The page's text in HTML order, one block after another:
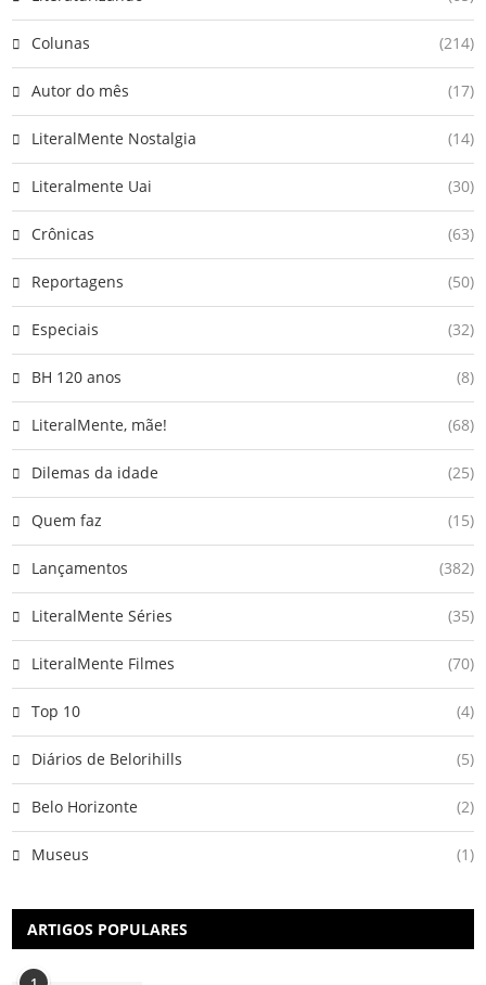
Colunas (214)
Autor do mês (17)
LiteralMente Nostalgia (14)
Literalmente Uai (30)
Crônicas (63)
Reportagens (50)
Especiais (32)
BH 120 anos (8)
LiteralMente, mãe! (68)
Dilemas da idade (25)
Quem faz (15)
Lançamentos (382)
LiteralMente Séries (35)
LiteralMente Filmes (70)
Top 10 (4)
Diários de Belorihills (5)
Belo Horizonte (2)
Museus (1)
ARTIGOS POPULARES